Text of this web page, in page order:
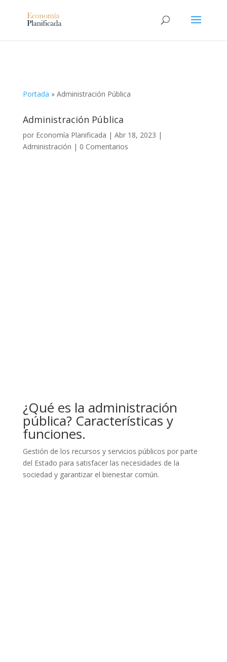
Portada » Administración Pública
Administración Pública
por Economía Planificada | Abr 18, 2023 |
Administración | 0 Comentarios
¿Qué es la administración
pública? Características y
funciones.
Gestión de los recursos y servicios públicos por parte
del Estado para satisfacer las necesidades de la
sociedad y garantizar el bienestar común.